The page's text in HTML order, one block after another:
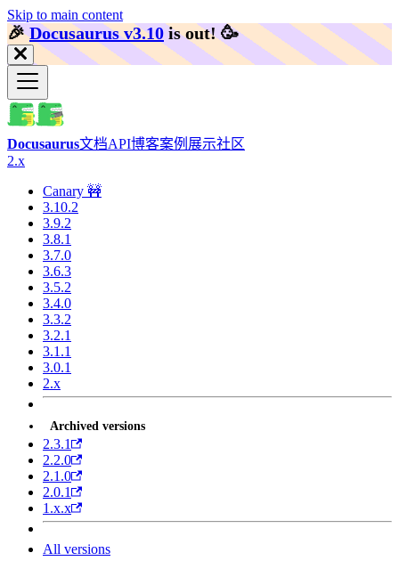
Skip to main content
🎉️Docusaurus v3.10 is out! 🥳️
Docusaurus文档API博客案例展示社区
2.x
Canary 🚧
3.10.2
3.9.2
3.8.1
3.7.0
3.6.3
3.5.2
3.4.0
3.3.2
3.2.1
3.1.1
3.0.1
2.x
Archived versions
2.3.1
2.2.0
2.1.0
2.0.1
1.x.x
All versions